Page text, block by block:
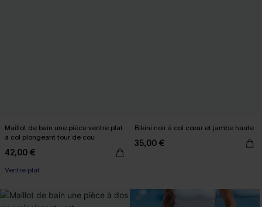
Maillot de bain une pièce ventre plat
à col plongeant tour de cou
42,00 €
Ventre plat
Bikini noir à col cœur et jambe haute
35,00 €